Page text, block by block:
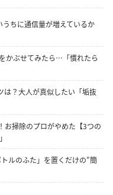
うちに通信量が増えているか
かぶせてみたら…「慣れたら
は？大人が真似したい「垢抜
お掃除のプロがやめた【3つの
ルのふた」を置くだけの"簡